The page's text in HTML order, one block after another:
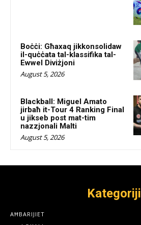
Boċċi: Għaxaq jikkonsolidaw
il-quċċata tal-klassifika tal-
Ewwel Diviżjoni
August 5, 2026
Blackball: Miguel Amato
jirbaħ it-Tour 4 Ranking Final
u jikseb post mat-tim
nazzjonali Malti
August 5, 2026
Kategoriji
AĦBARIJIET